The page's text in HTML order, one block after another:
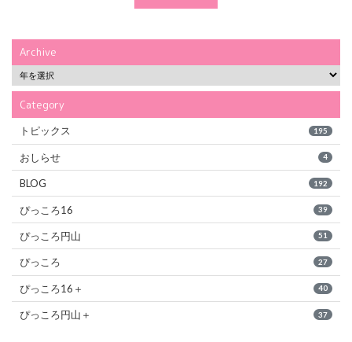
Archive
Category
トピックス 195
おしらせ 4
BLOG 192
ぴっころ16 39
ぴっころ円山 51
ぴっころ 27
ぴっころ16＋ 40
ぴっころ円山＋ 37